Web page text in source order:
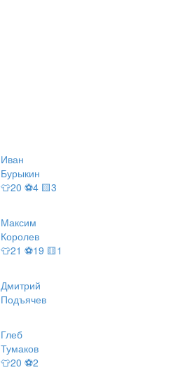
Иван
Бурыкин
👕20 ⚽4 🟨3
Максим
Королев
👕21 ⚽19 🟨1
Дмитрий
Подъячев
Глеб
Тумаков
👕20 ⚽2